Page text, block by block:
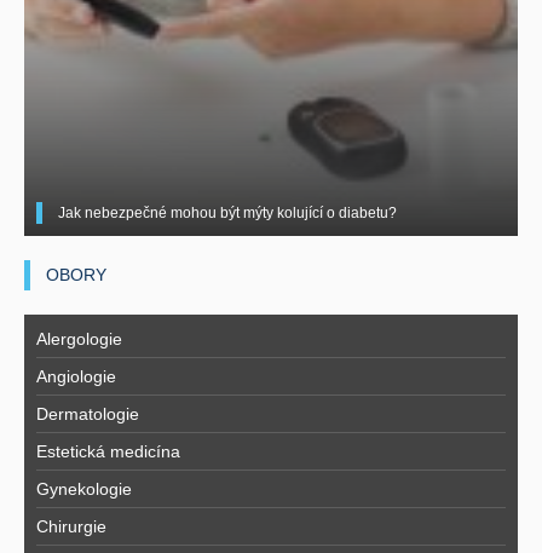
Jak nebezpečné mohou být mýty kolující o diabetu?
OBORY
Alergologie
Angiologie
Dermatologie
Estetická medicína
Gynekologie
Chirurgie